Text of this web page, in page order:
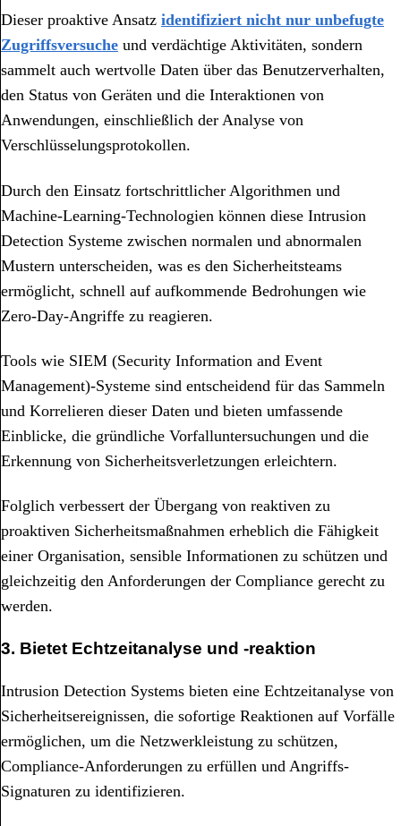
Dieser proaktive Ansatz identifiziert nicht nur unbefugte
Zugriffsversuche und verdächtige Aktivitäten, sondern
sammelt auch wertvolle Daten über das Benutzerverhalten,
den Status von Geräten und die Interaktionen von
Anwendungen, einschließlich der Analyse von
Verschlüsselungsprotokollen.
Durch den Einsatz fortschrittlicher Algorithmen und
Machine-Learning-Technologien können diese Intrusion
Detection Systeme zwischen normalen und abnormalen
Mustern unterscheiden, was es den Sicherheitsteams
ermöglicht, schnell auf aufkommende Bedrohungen wie
Zero-Day-Angriffe zu reagieren.
Tools wie SIEM (Security Information and Event
Management)-Systeme sind entscheidend für das Sammeln
und Korrelieren dieser Daten und bieten umfassende
Einblicke, die gründliche Vorfalluntersuchungen und die
Erkennung von Sicherheitsverletzungen erleichtern.
Folglich verbessert der Übergang von reaktiven zu
proaktiven Sicherheitsmaßnahmen erheblich die Fähigkeit
einer Organisation, sensible Informationen zu schützen und
gleichzeitig den Anforderungen der Compliance gerecht zu
werden.
3. Bietet Echtzeitanalyse und -reaktion
Intrusion Detection Systems bieten eine Echtzeitanalyse von
Sicherheitsereignissen, die sofortige Reaktionen auf Vorfälle
ermöglichen, um die Netzwerkleistung zu schützen,
Compliance-Anforderungen zu erfüllen und Angriffs-
Signaturen zu identifizieren.